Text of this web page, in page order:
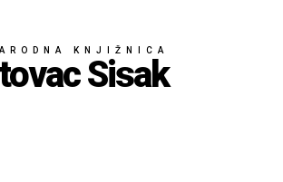
KNJIŽNICA
Sisak